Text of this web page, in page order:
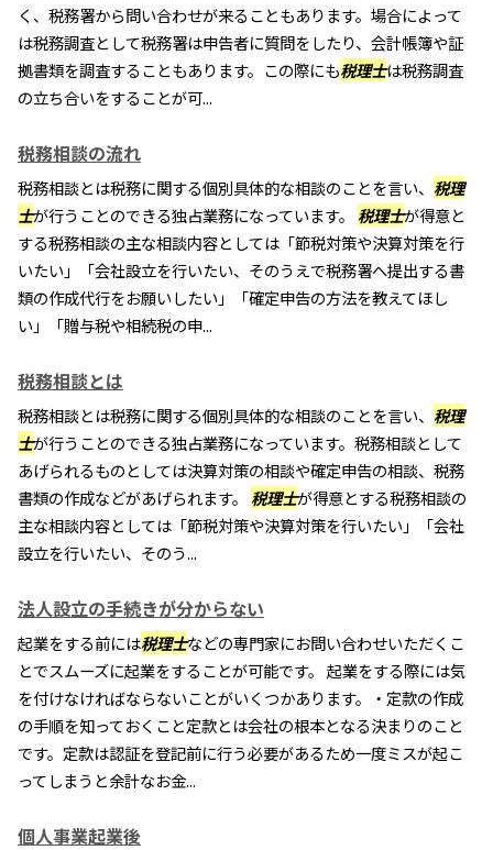
く、税務署から問い合わせが来ることもあります。場合によって
は税務調査として税務署は申告者に質問をしたり、会計帳簿や証
拠書類を調査することもあります。この際にも税理士は税務調査
の立ち合いをすることが可...
税務相談の流れ
税務相談とは税務に関する個別具体的な相談のことを言い、 税理
士が行うことのできる独占業務になっています。 税理士が得意と
する税務相談の主な相談内容としては「節税対策や決算対策を行
いたい」「会社設立を行いたい、そのうえで税務署へ提出する書
類の作成代行をお願いしたい」「確定申告の方法を教えてほし
い」「贈与税や相続税の申...
税務相談とは
税務相談とは税務に関する個別具体的な相談のことを言い、 税理
士が行うことのできる独占業務になっています。税務相談として
あげられるものとしては決算対策の相談や確定申告の相談、税務
書類の作成などがあげられます。 税理士が得意とする税務相談の
主な相談内容としては「節税対策や決算対策を行いたい」「会社
設立を行いたい、そのう...
法人設立の手続きが分からない
起業をする前には税理士などの専門家にお問い合わせいただくこ
とでスムーズに起業をすることが可能です。 起業をする際には気
を付けなければならないことがいくつかあります。・定款の作成
の手順を知っておくこと定款とは会社の根本となる決まりのこと
です。定款は認証を登記前に行う必要があるため一度ミスが起こ
ってしまうと余計なお金...
個人事業起業後